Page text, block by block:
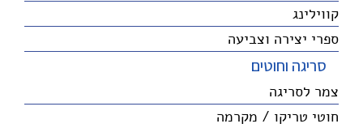
קווילינג
ספרי יצירה וצביעה
סריגה וחוטים
צמר לסריגה
חוטי טריקו / מקרמה